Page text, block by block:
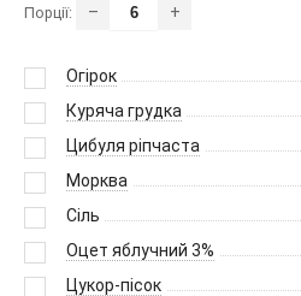
Порції: – +
Огірок
Куряча грудка
Цибуля ріпчаста
Морква
Сіль
Оцет яблучний 3%
Цукор-пісок